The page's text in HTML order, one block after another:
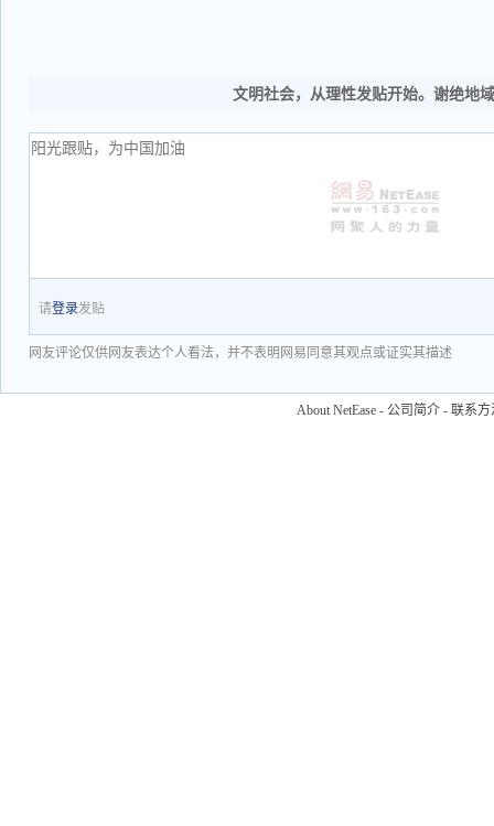
文明社会，从理性发贴开始。谢绝地
请登录发贴
网友评论仅供网友表达个人看法，并不表明网易同意其观点或证实其描述
About NetEase - 公司简介 - 联系方